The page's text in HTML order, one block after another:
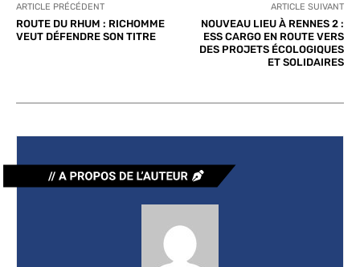
ARTICLE PRÉCÉDENT
ROUTE DU RHUM : RICHOMME
VEUT DÉFENDRE SON TITRE
ARTICLE SUIVANT
NOUVEAU LIEU À RENNES 2 :
ESS CARGO EN ROUTE VERS
DES PROJETS ÉCOLOGIQUES
ET SOLIDAIRES